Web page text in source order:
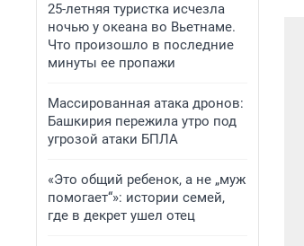
25-летняя туристка исчезла
ночью у океана во Вьетнаме.
Что произошло в последние
минуты ее пропажи
Массированная атака дронов:
Башкирия пережила утро под
угрозой атаки БПЛА
«Это общий ребенок, а не „муж
помогает“»: истории семей,
где в декрет ушел отец